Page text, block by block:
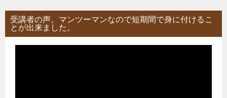
受講者の声。マンツーマンなので短期間で身に付けるこ
とが出来ました。